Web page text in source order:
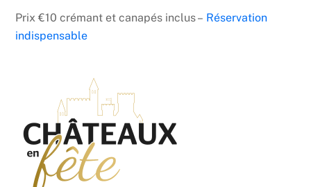
Prix €10 crémant et canapés inclus – Réservation
indispensable